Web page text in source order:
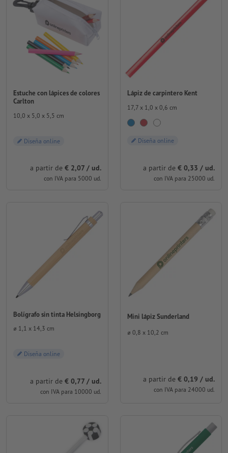
Estuche con lápices de colores
Carlton
10,0 x 5,0 x 5,5 cm
Diseña online
a partir de € 2,07 / ud.
con IVA para 5000 ud.
Lápiz de carpintero Kent
17,7 x 1,0 x 0,6 cm
Diseña online
a partir de € 0,33 / ud.
con IVA para 25000 ud.
Bolígrafo sin tinta Helsingborg
⌀ 1,1 x 14,3 cm
Diseña online
a partir de € 0,77 / ud.
con IVA para 10000 ud.
Mini lápiz Sunderland
⌀ 0,8 x 10,2 cm
a partir de € 0,19 / ud.
con IVA para 24000 ud.